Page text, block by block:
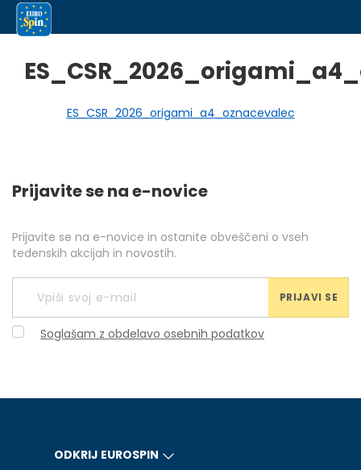
ES_CSR_2026_origami_a4_oznacevalec
Prijavite se na e-novice
Prijavite se na e-novice in ostanite obveščeni o vseh
tedenskih akcijah in novostih.
PRIJAVI SE
Soglašam z obdelavo osebnih podatkov
ODKRIJ EUROSPIN